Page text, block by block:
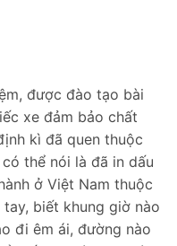
được đào tạo bài
xe đảm bảo chất
kì đã quen thuộc
thể nói là đã in dấu
ở Việt Nam thuộc
biết khung giờ nào
đi êm ái, đường nào